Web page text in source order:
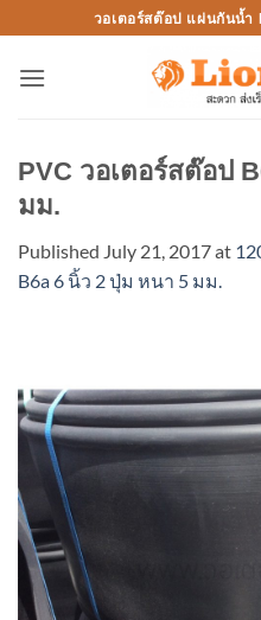
to
content
วอเตอร์สต๊อป แผ่นกันน้ำ
PVC วอเตอร์สต๊อป
มม.
Published July 21, 2017at
B6a 6 นิ้ว 2 ปุ่ม หนา 5 มม.